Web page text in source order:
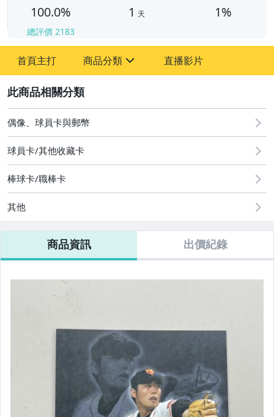
100.0%
總評價 2183
1 天 1%
首頁主打 商品分類
其它
直播影片
偶像、球員卡與郵幣
球員卡/其他收藏卡
棒球卡/職棒卡
其他
商品資訊 出價紀錄